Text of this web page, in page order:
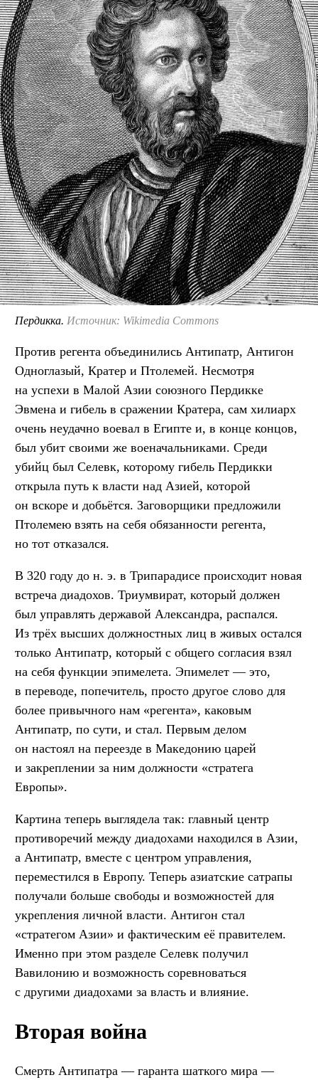
Пердикка. Источник: Wikimedia Commons
Против регента объединились Антипатр, Антигон
Одноглазый, Кратер и Птолемей. Несмотря
на успехи в Малой Азии союзного Пердикке
Эвмена и гибель в сражении Кратера, сам хилиарх
очень неудачно воевал в Египте и, в конце концов,
был убит своими же военачальниками. Среди
убийц был Селевк, которому гибель Пердикки
открыла путь к власти над Азией, которой
он вскоре и добьётся. Заговорщики предложили
Птолемею взять на себя обязанности регента,
но тот отказался.
В 320 году до н. э. в Трипарадисе происходит новая
встреча диадохов. Триумвират, который должен
был управлять державой Александра, распался.
Из трёх высших должностных лиц в живых остался
только Антипатр, который с общего согласия взял
на себя функции эпимелета. Эпимелет — это,
в переводе, попечитель, просто другое слово для
более привычного нам «регента», каковым
Антипатр, по сути, и стал. Первым делом
он настоял на переезде в Македонию царей
и закреплении за ним должности «стратега
Европы».
Картина теперь выглядела так: главный центр
противоречий между диадохами находился в Азии,
а Антипатр, вместе с центром управления,
переместился в Европу. Теперь азиатские сатрапы
получали больше свободы и возможностей для
укрепления личной власти. Антигон стал
«стратегом Азии» и фактическим её правителем.
Именно при этом разделе Селевк получил
Вавилонию и возможность соревноваться
с другими диадохами за власть и влияние.
Вторая война
Смерть Антипатра — гаранта шаткого мира —